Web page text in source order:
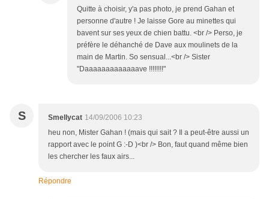
Quitte à choisir, y'a pas photo, je prend Gahan et
personne d'autre ! Je laisse Gore au minettes qui
bavent sur ses yeux de chien battu. <br /> Perso, je
préfère le déhanché de Dave aux moulinets de la
main de Martin. So sensual...<br /> Sister
"Daaaaaaaaaaaaave !!!!!!!!"
S Smellycat 14/09/2006 10:23
heu non, Mister Gahan ! (mais qui sait ? Il a peut-être aussi un
rapport avec le point G :-D )<br /> Bon, faut quand même bien
les chercher les faux airs...
Répondre